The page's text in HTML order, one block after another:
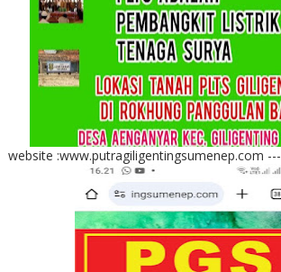
website :www.putragiligentingsumenep.com ---